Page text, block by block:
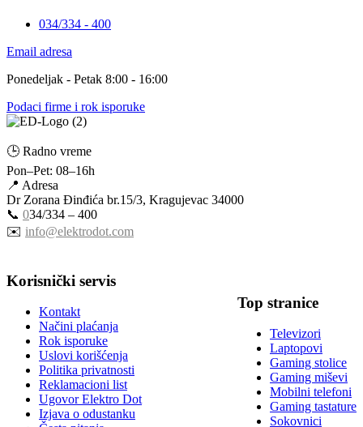
034/334 - 400
Email adresa
Ponedeljak - Petak 8:00 - 16:00
Podaci firme i rok isporuke
🕒 Radno vreme
Pon–Pet: 08–16h
📍 Adresa
Dr Zorana Đinđića br.15/3, Kragujevac 34000
📞 034/334 – 400
✉️ info@elektrodot.com
Korisnički servis
Kontakt
Načini plaćanja
Rok isporuke
Uslovi korišćenja
Politika privatnosti
Reklamacioni list
Ugovor Elektro Dot
Izjava o odustanku
Top stranice
Televizori
Laptopovi
Gaming stolice
Gaming miševi
Mobilni telefoni
Gaming tastature
Sokovnici